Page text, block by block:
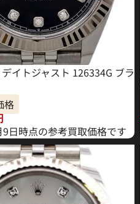
イトジャスト 126334G ブラ
格
日時点の参考買取価格です